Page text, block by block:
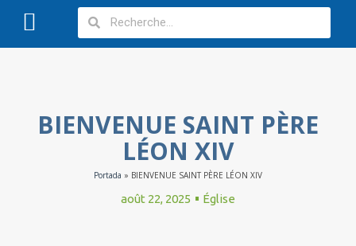
BIENVENUE SAINT PÈRE
LÉON XIV
Portada » BIENVENUE SAINT PÈRE LÉON XIV
août 22, 2025 Église